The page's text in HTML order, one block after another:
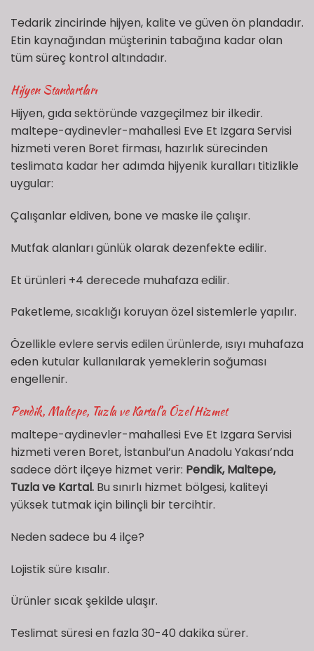
Tedarik zincirinde hijyen, kalite ve güven ön plandadır.
Etin kaynağından müşterinin tabağına kadar olan
tüm süreç kontrol altındadır.
Hijyen Standartları
Hijyen, gıda sektöründe vazgeçilmez bir ilkedir.
maltepe-aydinevler-mahallesi Eve Et Izgara Servisi
hizmeti veren Boret firması, hazırlık sürecinden
teslimata kadar her adımda hijyenik kuralları titizlikle
uygular:
Çalışanlar eldiven, bone ve maske ile çalışır.
Mutfak alanları günlük olarak dezenfekte edilir.
Et ürünleri +4 derecede muhafaza edilir.
Paketleme, sıcaklığı koruyan özel sistemlerle yapılır.
Özellikle evlere servis edilen ürünlerde, ısıyı muhafaza
eden kutular kullanılarak yemeklerin soğuması
engellenir.
Pendik, Maltepe, Tuzla ve Kartal’a Özel Hizmet
maltepe-aydinevler-mahallesi Eve Et Izgara Servisi
hizmeti veren Boret, İstanbul’un Anadolu Yakası’nda
sadece dört ilçeye hizmet verir: Pendik, Maltepe,
Tuzla ve Kartal. Bu sınırlı hizmet bölgesi, kaliteyi
yüksek tutmak için bilinçli bir tercihtir.
Neden sadece bu 4 ilçe?
Lojistik süre kısalır.
Ürünler sıcak şekilde ulaşır.
Teslimat süresi en fazla 30-40 dakika sürer.